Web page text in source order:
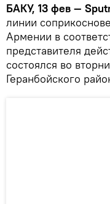
БАКУ, 13 фев —
линии
Армении в
представителя
состоялся во
Геранбойского